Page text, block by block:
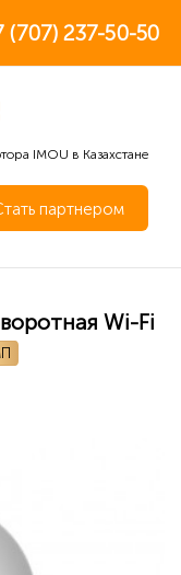
(707) 237-50-50
IMOU в Казахстане
партнером
Wi-Fi